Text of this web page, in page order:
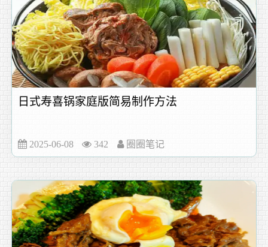
日式寿喜锅家庭版简易制作方法
2025-06-08 342 圈圈笔记